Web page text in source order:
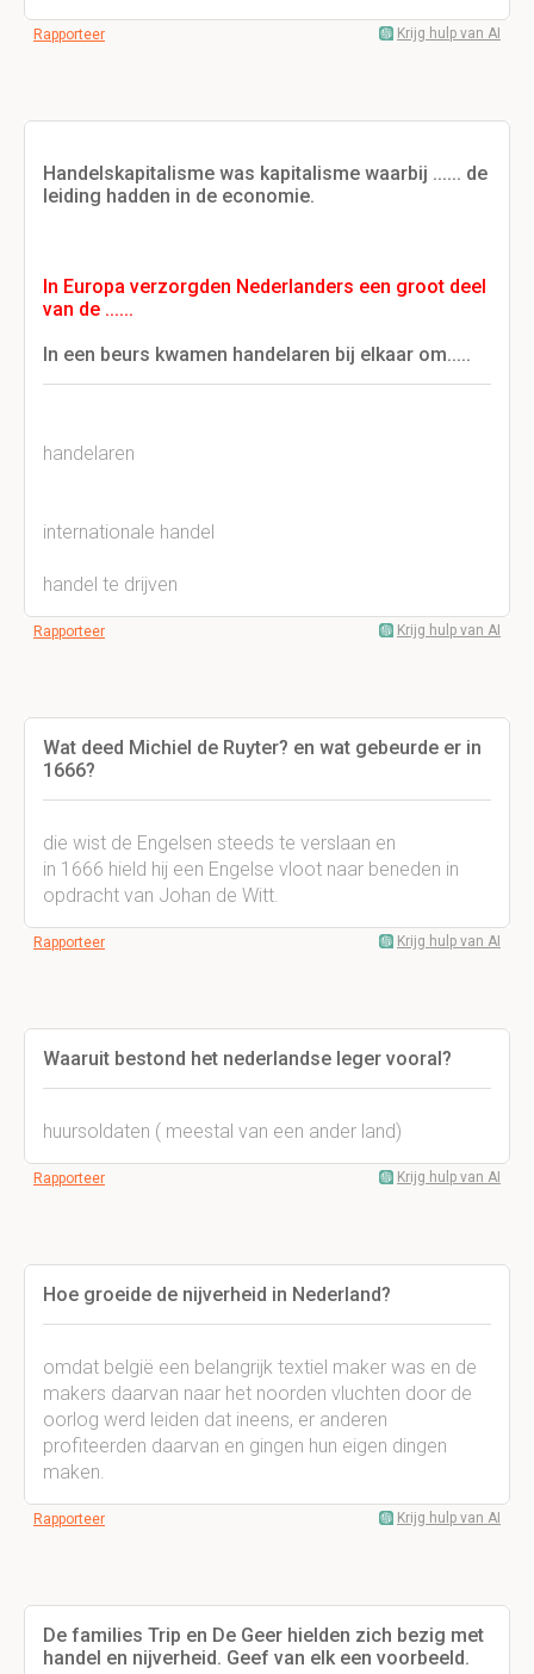
Rapporteer Krijg hulp van AI
Handelskapitalisme was kapitalisme waarbij ...... de
leiding hadden in de economie.
In Europa verzorgden Nederlanders een groot deel
van de ......
In een beurs kwamen handelaren bij elkaar om.....
handelaren
internationale handel
handel te drijven
Rapporteer Krijg hulp van AI
Wat deed Michiel de Ruyter? en wat gebeurde er in
1666?
die wist de Engelsen steeds te verslaan en
in 1666 hield hij een Engelse vloot naar beneden in
opdracht van Johan de Witt.
Rapporteer Krijg hulp van AI
Waaruit bestond het nederlandse leger vooral?
huursoldaten ( meestal van een ander land)
Rapporteer Krijg hulp van AI
Hoe groeide de nijverheid in Nederland?
omdat belgië een belangrijk textiel maker was en de
makers daarvan naar het noorden vluchten door de
oorlog werd leiden dat ineens, er anderen
profiteerden daarvan en gingen hun eigen dingen
maken.
Rapporteer Krijg hulp van AI
De families Trip en De Geer hielden zich bezig met
handel en nijverheid. Geef van elk een voorbeeld.